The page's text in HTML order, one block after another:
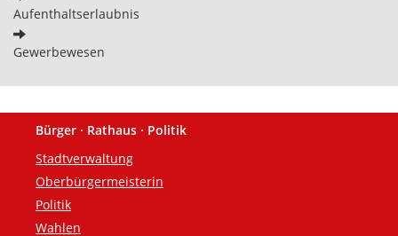
Aufenthaltserlaubnis
Gewerbewesen
Fußzeile
Bürger · Rathaus · Politik
Stadtverwaltung
Oberbürgermeisterin
Politik
Wahlen